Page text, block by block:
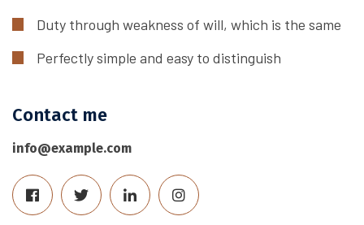
Duty through weakness of will, which is the same
Perfectly simple and easy to distinguish
Contact me
info@example.com